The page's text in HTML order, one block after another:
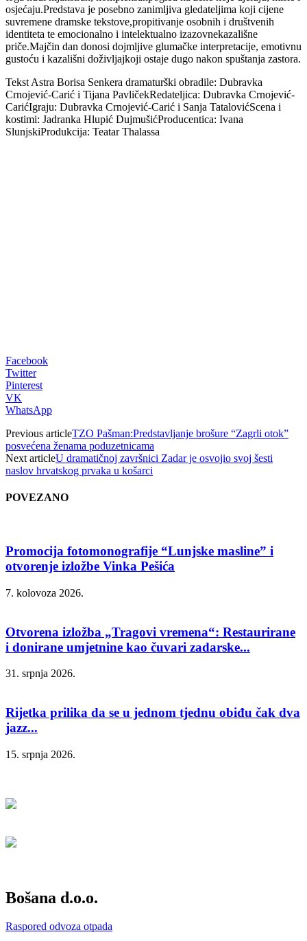
osjećaju.Predstava je posebno zanimljiva gledateljima koji cijene
suvremene dramske tekstove,propitivanje osobnih i društvenih
identiteta te emocionalno i intelektualno izazovnekazališne
priče.Majčin dan donosi dojmljive glumačke interpretacije, emotivnu
gustoću i kazališni doživljajkoji ostaje dugo nakon spuštanja zastora.
Tekst Astra Borisa Senkera dramaturški obradile: Dubravka
Crnojević-Carić i Tijana PavličekRedateljica: Dubravka Crnojević-
CarićIgraju: Dubravka Crnojević-Carić i Sanja TatalovićScena i
kostimi: Jadranka Hlupić DujmušićProducentica: Ivana
SlunjskiProdukcija: Teatar Thalassa
Facebook
Twitter
Pinterest
VK
WhatsApp
Previous articleTZO Pašman:Predstavljanje brošure “Zagrli otok”
posvećena ženama poduzetnicama
Next articleU dramatičnoj završnici Zadar je osvojio svoj šesti
naslov hrvatskog prvaka u košarci
POVEZANO
Promocija fotomonografije “Lunjske masline” i
otvorenje izložbe Vinka Pešića
7. kolovoza 2026.
Otvorena izložba „Tragovi vremena“: Restaurirane
i donirane umjetnine kao čuvari zadarske...
31. srpnja 2026.
Rijetka prilika da se u jednom tjednu obiđu čak dva
jazz...
15. srpnja 2026.
Bošana d.o.o.
Raspored odvoza otpada